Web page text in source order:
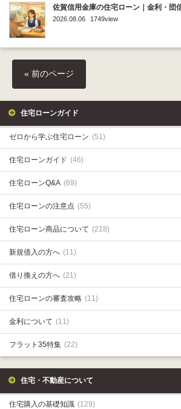
佐賀信用金庫の住宅ローン｜金利・団
2026.08.06 1749view
« 前のページ
住宅ローンガイド
ゼロから学ぶ住宅ローン (51)
住宅ローンガイド (46)
住宅ローンQ&A (69)
住宅ローンの注意点 (55)
住宅ローン商品について (218)
新規借入の方へ (11)
借り換えの方へ (21)
住宅ローンの審査攻略 (11)
金利について (11)
フラット35特集 (22)
住宅・不動産について
住宅購入の基礎知識 (129)